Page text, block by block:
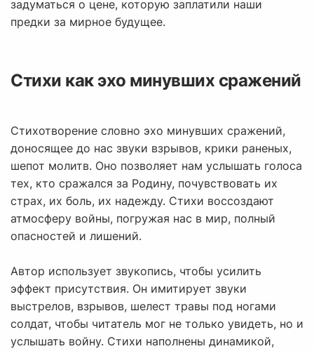
задуматься о цене, которую заплатили наши
предки за мирное будущее.
Стихи как эхо минувших сражений
Стихотворение словно эхо минувших сражений,
доносящее до нас звуки взрывов, крики раненых,
шепот молитв. Оно позволяет нам услышать голоса
тех, кто сражался за Родину, почувствовать их
страх, их боль, их надежду. Стихи воссоздают
атмосферу войны, погружая нас в мир, полный
опасностей и лишений.
Автор использует звукопись, чтобы усилить
эффект присутствия. Он имитирует звуки
выстрелов, взрывов, шелест травы под ногами
солдат, чтобы читатель мог не только увидеть, но и
услышать войну. Стихи наполнены динамикой,